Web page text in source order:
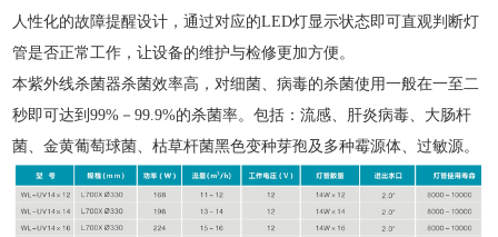
人性化的故障提醒设计，通过对应的LED灯显示状态即可直观判断灯
管是否正常工作，让设备的维护与检修更加方便。
本紫外线杀菌器杀菌效率高，对细菌、病毒的杀菌使用一般在一至二
秒即可达到99%－99.9%的杀菌率。包括：流感、肝炎病毒、大肠杆
菌、金黄葡萄球菌、枯草杆菌黑色变种芽孢及多种霉源体、过敏源。